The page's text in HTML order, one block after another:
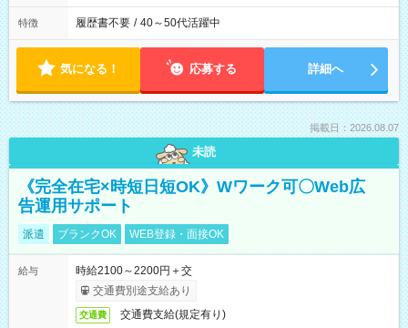
特徴 履歴書不要 / 40～50代活躍中
気になる！ 応募する 詳細へ
掲載日：2026.08.07
未読
《完全在宅×時短日短OK》Wワーク可〇Web広
告運用サポート
派遣 ブランクOK WEB登録・面接OK
給与
時給2100～2200円＋交
交通費別途支給あり
交通費 交通費支給(規定有り)